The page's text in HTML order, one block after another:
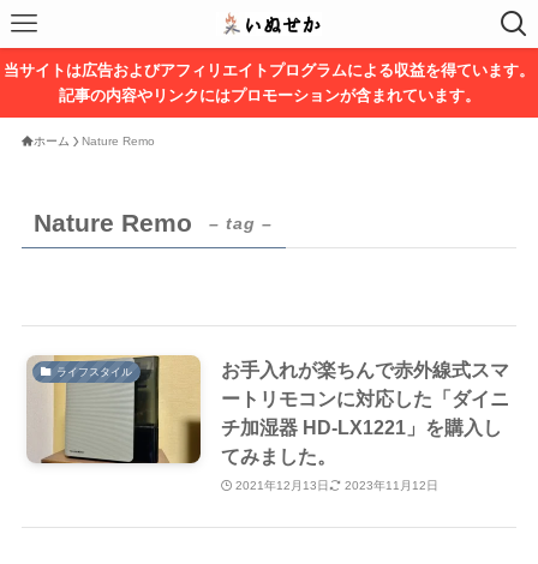
当サイトは広告およびアフィリエイトプログラムによる収益を得ています。
記事の内容やリンクにはプロモーションが含まれています。
ホーム Nature Remo
Nature Remo – tag –
ライフスタイル
お手入れが楽ちんで赤外線式スマ
ートリモコンに対応した「ダイニ
チ加湿器 HD-LX1221」を購入し
てみました。
2021年12月13日 2023年11月12日